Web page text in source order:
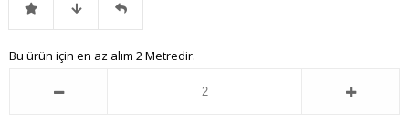
Telefonla
Sipariş
Favorilere
Ekle
İstek
Listeme
İndirimli Fiyat Gelince
Bu ürün için en az alım 2 Metredir.